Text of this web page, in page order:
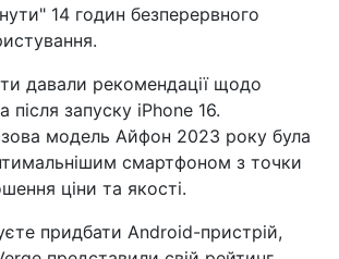
14 годин безперервного
давали рекомендації щодо
запуску iPhone 16.
модель Айфон 2023 року була
смартфоном з точки
ціни та якості.
придбати Android-пристрій,